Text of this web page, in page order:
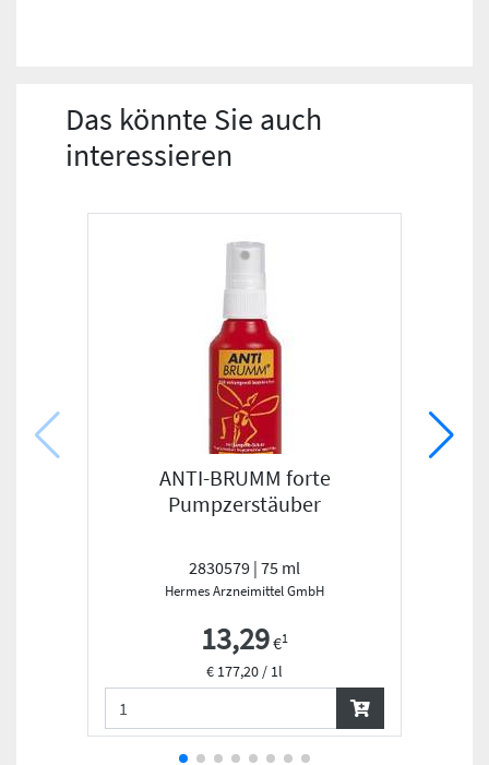
Das könnte Sie auch
interessieren
ANTI-BRUMM forte
Pumpzerstäuber
2830579 | 75 ml
Hermes Arzneimittel GmbH
13,29€1
€ 177,20 / 1l